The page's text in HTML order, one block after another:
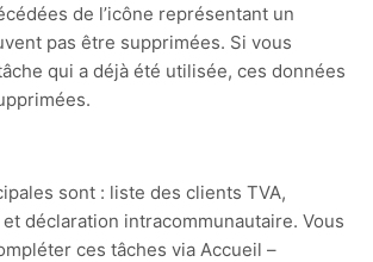
de l’icône représentant un
pas être supprimées. Si vous
qui a déjà été utilisée, ces données
sont : liste des clients TVA,
déclaration intracommunautaire. Vous
ces tâches via Accueil –